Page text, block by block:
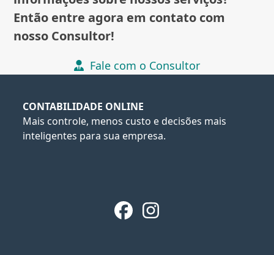
Então entre agora em contato com
nosso Consultor!
Fale com o Consultor
CONTABILIDADE ONLINE
Mais controle, menos custo e decisões mais
inteligentes para sua empresa.
Facebook
Instagram